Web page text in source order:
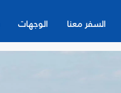
السفر معنا الوجهات